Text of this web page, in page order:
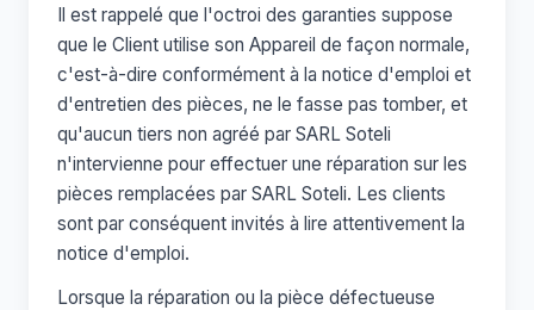
Il est rappelé que l'octroi des garanties suppose
que le Client utilise son Appareil de façon normale,
c'est-à-dire conformément à la notice d'emploi et
d'entretien des pièces, ne le fasse pas tomber, et
qu'aucun tiers non agréé par SARL Soteli
n'intervienne pour effectuer une réparation sur les
pièces remplacées par SARL Soteli. Les clients
sont par conséquent invités à lire attentivement la
notice d'emploi.
Lorsque la réparation ou la pièce défectueuse